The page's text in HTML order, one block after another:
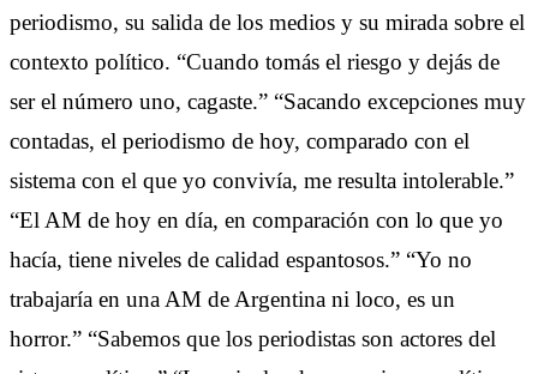
periodismo, su salida de los medios y su mirada sobre el
contexto político. “Cuando tomás el riesgo y dejás de
ser el número uno, cagaste.” “Sacando excepciones muy
contadas, el periodismo de hoy, comparado con el
sistema con el que yo convivía, me resulta intolerable.”
“El AM de hoy en día, en comparación con lo que yo
hacía, tiene niveles de calidad espantosos.” “Yo no
trabajaría en una AM de Argentina ni loco, es un
horror.” “Sabemos que los periodistas son actores del